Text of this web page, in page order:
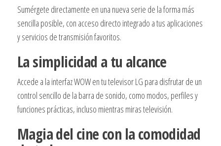
Sumérgete directamente en una nueva serie de la forma más
sencilla posible, con acceso directo integrado a tus aplicaciones
y servicios de transmisión favoritos.
La simplicidad a tu alcance
Accede a la interfaz WOW en tu televisor LG para disfrutar de un
control sencillo de la barra de sonido, como modos, perfiles y
funciones prácticas, incluso mientras miras televisión.
Magia del cine con la comodidad